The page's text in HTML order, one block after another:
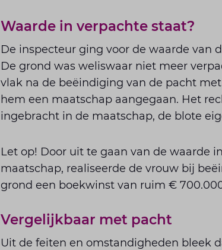
Waarde in verpachte staat?
De inspecteur ging voor de waarde van
De grond was weliswaar niet meer
vlak na de beëindiging van de pacht
hem een maatschap aangegaan. Het
ingebracht in de maatschap, de blote
Let op! Door uit te gaan van de waarde
maatschap, realiseerde de vrouw bij
grond een boekwinst van ruim €
Vergelijkbaar met pacht
Uit de feiten en omstandigheden bleek